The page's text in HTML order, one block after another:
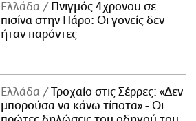
Ελλάδα
Πνιγμός 4χρονου σε
πισίνα στην Πάρο: Οι γονείς δεν
ήταν παρόντες
Ελλάδα
Τροχαίο στις Σέρρες: «Δεν
μπορούσα να κάνω τίποτα» - Οι